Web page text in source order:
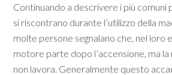
Continuando a descrivere i più comuni
si riscontrano durante l’utilizzo della
molte persone segnalano che, nel loro
motore parte dopo l’accensione, ma la
non lavora. Generalmente questo